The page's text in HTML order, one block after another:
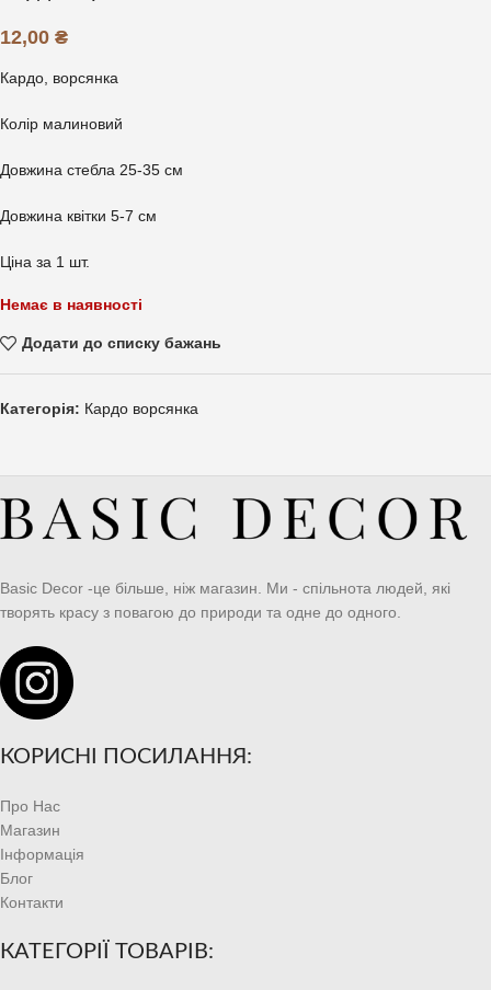
12,00 ₴
Кардо, ворсянка
Колір малиновий
Довжина стебла 25-35 см
Довжина квітки 5-7 см
Ціна за 1 шт.
Немає в наявності
Додати до списку бажань
Категорія: Кардо ворсянка
Basic Decor -це більше, ніж магазин. Ми - спільнота людей, які
творять красу з повагою до природи та одне до одного.
КОРИСНІ ПОСИЛАННЯ:
Про Нас
Магазин
Інформація
Блог
Контакти
КАТЕГОРІЇ ТОВАРІВ: